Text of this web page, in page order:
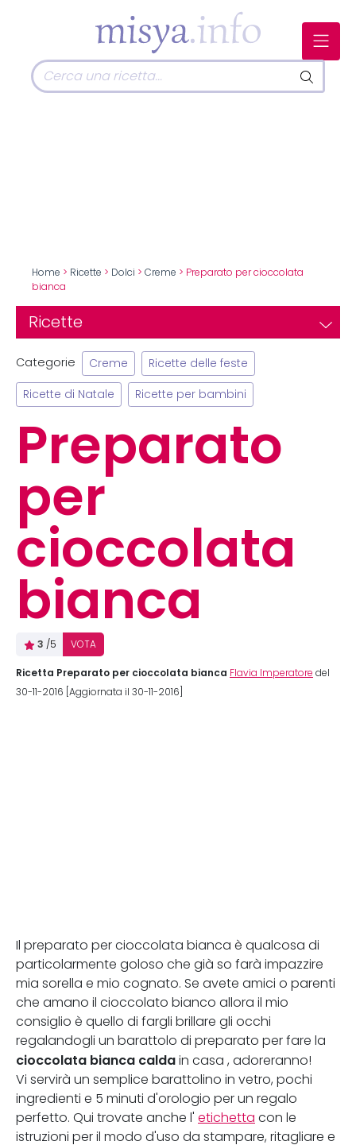
Home > Ricette > Dolci > Creme > Preparato per cioccolata
bianca
Ricette
Categorie Creme Ricette delle feste
Ricette di Natale Ricette per bambini
Preparato
per
cioccolata
bianca
3 /5 VOTA
Ricetta Preparato per cioccolata bianca Flavia Imperatore del
30-11-2016 [Aggiornata il 30-11-2016]
Il preparato per cioccolata bianca è qualcosa di
particolarmente goloso che già so farà impazzire
mia sorella e mio cognato. Se avete amici o parenti
che amano il cioccolato bianco allora il mio
consiglio è quello di fargli brillare gli occhi
regalandogli un barattolo di preparato per fare la
cioccolata bianca calda in casa , adoreranno!
Vi servirà un semplice barattolino in vetro, pochi
ingredienti e 5 minuti d'orologio per un regalo
perfetto. Qui trovate anche l' etichetta con le
istruzioni per il modo d'uso da stampare, ritagliare e